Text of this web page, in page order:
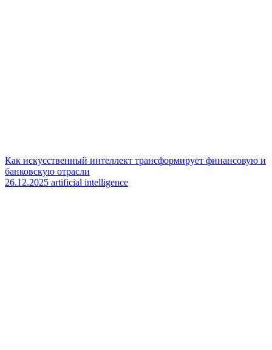
Как искусственный интеллект трансформирует финансовую и
банковскую отрасли
26.12.2025 artificial intelligence